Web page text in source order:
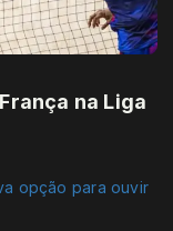
na Liga